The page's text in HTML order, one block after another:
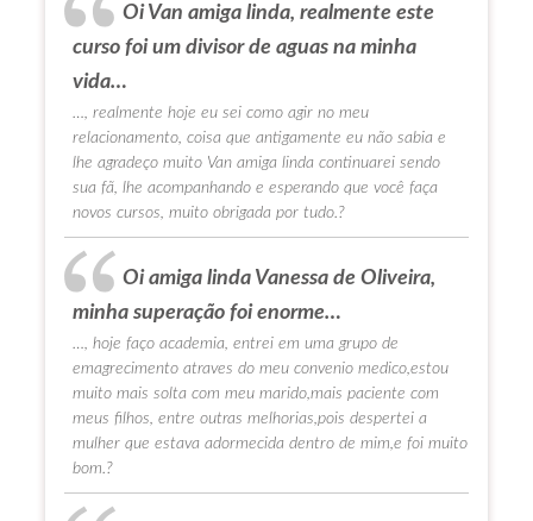
Oi Van amiga linda, realmente este
curso foi um divisor de aguas na minha
vida…
…, realmente hoje eu sei como agir no meu
relacionamento, coisa que antigamente eu não sabia e
lhe agradeço muito Van amiga linda continuarei sendo
sua fã, lhe acompanhando e esperando que você faça
novos cursos, muito obrigada por tudo.?
Oi amiga linda Vanessa de Oliveira,
minha superação foi enorme…
…, hoje faço academia, entrei em uma grupo de
emagrecimento atraves do meu convenio medico,estou
muito mais solta com meu marido,mais paciente com
meus filhos, entre outras melhorias,pois despertei a
mulher que estava adormecida dentro de mim,e foi muito
bom.?